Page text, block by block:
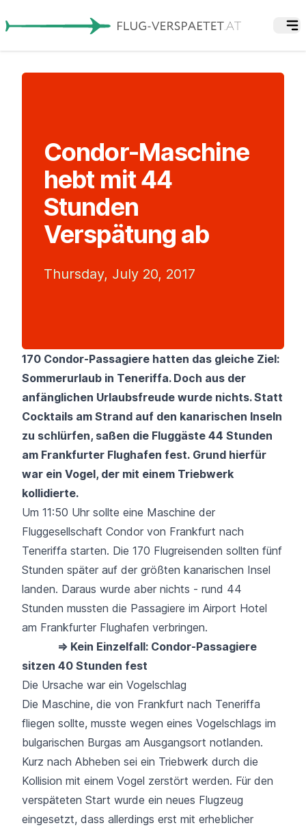
Condor-Maschine
hebt mit 44
Stunden
Verspätung ab
Thursday, July 20, 2017
170 Condor-Passagiere hatten das gleiche Ziel:
Sommerurlaub in Teneriffa. Doch aus der
anfänglichen Urlaubsfreude wurde nichts. Statt
Cocktails am Strand auf den kanarischen Inseln
zu schlürfen, saßen die Fluggäste 44 Stunden
am Frankfurter Flughafen fest. Grund hierfür
war ein Vogel, der mit einem Triebwerk
kollidierte.
Um 11:50 Uhr sollte eine Maschine der
Fluggesellschaft Condor von Frankfurt nach
Teneriffa starten. Die 170 Flugreisenden sollten fünf
Stunden später auf der größten kanarischen Insel
landen. Daraus wurde aber nichts - rund 44
Stunden mussten die Passagiere im Airport Hotel
am Frankfurter Flughafen verbringen.
⇒ Kein Einzelfall: Condor-Passagiere
sitzen 40 Stunden fest
Die Ursache war ein Vogelschlag
Die Maschine, die von Frankfurt nach Teneriffa
fliegen sollte, musste wegen eines Vogelschlags im
bulgarischen Burgas am Ausgangsort notlanden.
Kurz nach Abheben sei ein Triebwerk durch die
Kollision mit einem Vogel zerstört werden. Für den
verspäteten Start wurde ein neues Flugzeug
eingesetzt, dass allerdings erst mit erheblicher